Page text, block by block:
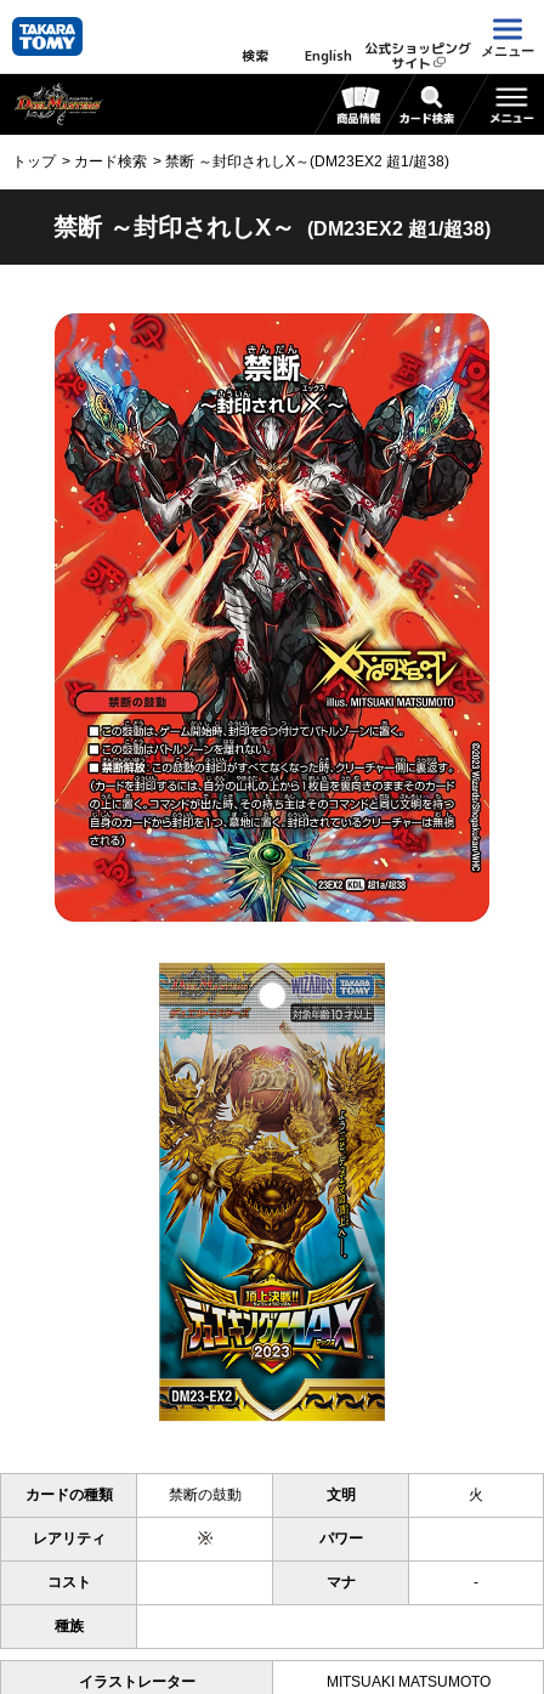
検索 English 公式ショッピング
サイト
メニュー
トップ カード検索 禁断 ～封印されしX～(DM23EX2 超1/超38)
禁断 ～封印されしX～ (DM23EX2 超1/超38)
カードの種類 禁断の鼓動 文明 火
レアリティ パワー
コスト マナ -
種族
イラストレーター MITSUAKI MATSUMOTO